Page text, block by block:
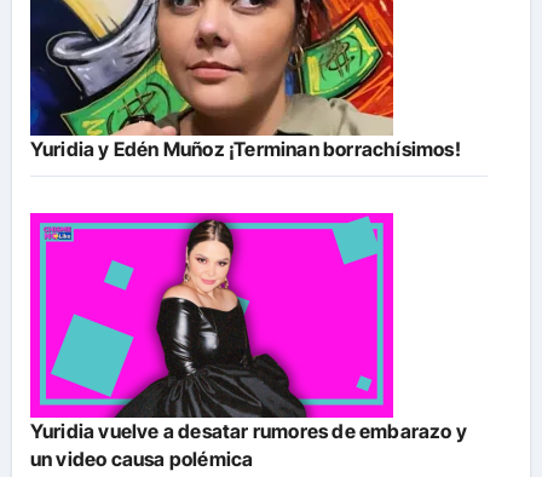
Yuridia y Edén Muñoz ¡Terminan borrachísimos!
Yuridia vuelve a desatar rumores de embarazo y
un video causa polémica